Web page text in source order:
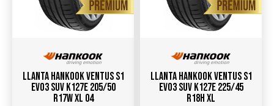
Llanta Hankook Ventus S1
Evo3 SUV K127E 205/50
R17W XL 04
Llanta Hankook Ventus S1
Evo3 SUV K127E 225/45
R18H XL